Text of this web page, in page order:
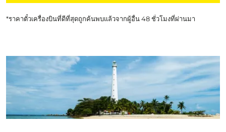
*ราคาตั๋วเครื่องบินที่ดีที่สุดถูกค้นพบแล้วจากผู้อื่น 48 ชั่วโมงที่ผ่านมา